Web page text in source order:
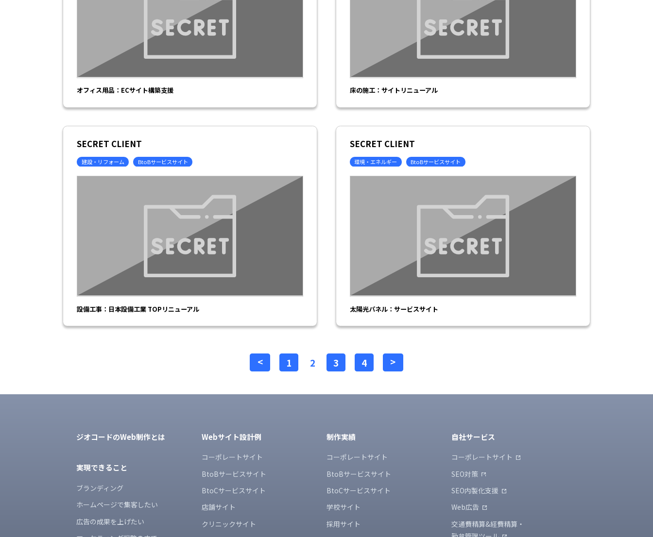
オフィス用品：ECサイト構築支援 床の施工：サイトリニューアル
SECRET CLIENT
建設・リフォーム BtoBサービスサイト
設備工事：日本設備工業 TOPリニューアル
SECRET CLIENT
環境・エネルギー BtoBサービスサイト
太陽光パネル：サービスサイト
< 1 2 3 4 >
ジオコードのWeb制作とは
実現できること
ブランディング
ホームページで集客したい
広告の成果を上げたい
Webサイト設計例
コーポレートサイト
BtoBサービスサイト
BtoCサービスサイト
店舗サイト
クリニックサイト
制作実績
コーポレートサイト
BtoBサービスサイト
BtoCサービスサイト
学校サイト
採用サイト
自社サービス
コーポレートサイト
SEO対策
SEO内製化支援
Web広告
交通費精算&経費精算・